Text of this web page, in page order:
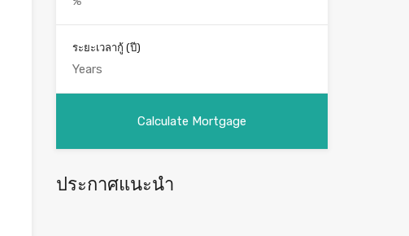
ระยะเวลากู้ (ปี)
ประกาศแนะนำ